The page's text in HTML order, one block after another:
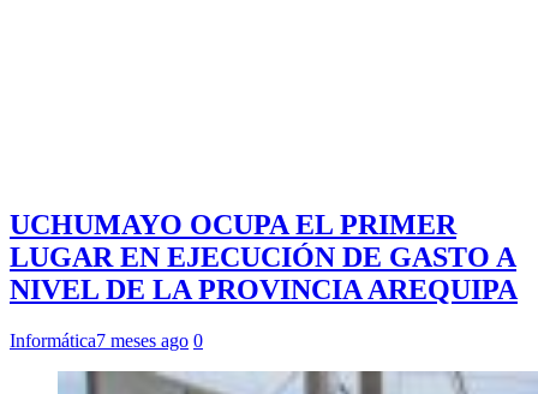
UCHUMAYO OCUPA EL PRIMER
LUGAR EN EJECUCIÓN DE GASTO A
NIVEL DE LA PROVINCIA AREQUIPA
Informática7 meses ago 0